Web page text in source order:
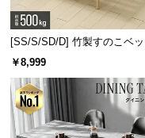
情
報
[SS/S/SD/D] 竹製すのこベ
￥8,999